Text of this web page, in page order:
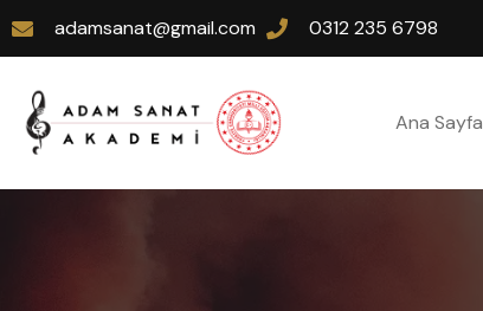
adamsanat@gmail.com 0312 235 6798
Ana Sayfa